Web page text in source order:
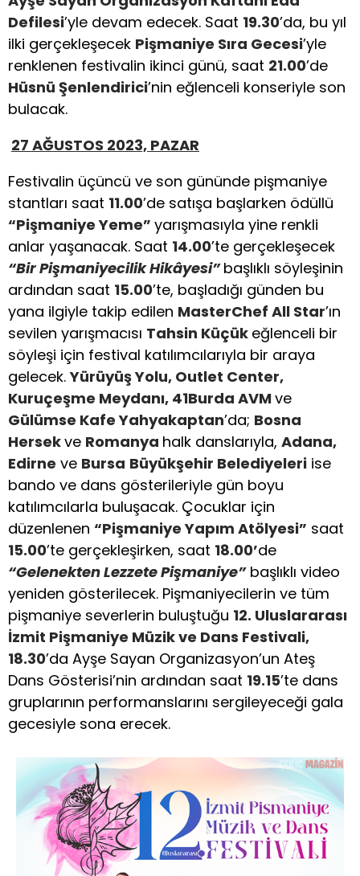
Defilesi’yle devam edecek. Saat 19.30’da, bu yıl
ilki gerçekleşecek Pişmaniye Sıra Gecesi’yle
renklenen festivalin ikinci günü, saat 21.00’de
Hüsnü Şenlendirici’nin eğlenceli konseriyle son
bulacak.
27 AĞUSTOS 2023, PAZAR
Festivalin üçüncü ve son gününde pişmaniye
stantları saat 11.00’de satışa başlarken ödüllü
“Pişmaniye Yeme” yarışmasıyla yine renkli
anlar yaşanacak. Saat 14.00’te gerçekleşecek
“Bir Pişmaniyecilik Hikâyesi”başlıklı söyleşinin
ardından saat 15.00’te, başladığı günden bu
yana ilgiyle takip edilen MasterChef All Star’ın
sevilen yarışmacısı Tahsin Küçük eğlenceli bir
söyleşi için festival katılımcılarıyla bir araya
gelecek.Yürüyüş Yolu, Outlet Center,
Kuruçeşme Meydanı, 41Burda AVMve
Gülümse Kafe Yahyakaptan’da; Bosna
Hersekve Romanya halk danslarıyla, Adana,
Edirne ve Bursa Büyükşehir Belediyeleri ise
bando ve dans gösterileriyle gün boyu
katılımcılarla buluşacak. Çocuklar için
düzenlenen “Pişmaniye Yapım Atölyesi” saat
15.00’te gerçekleşirken, saat 18.00’de
“Gelenekten Lezzete Pişmaniye”başlıklı video
yeniden gösterilecek. Pişmaniyecilerin ve tüm
pişmaniye severlerin buluştuğu 12. Uluslararası
İzmit Pişmaniye Müzik ve Dans Festivali,
18.30’da Ayşe Sayan Organizasyon’un Ateş
Dans Gösterisi’nin ardından saat 19.15’te dans
gruplarının performanslarını sergileyeceği gala
gecesiyle sona erecek.